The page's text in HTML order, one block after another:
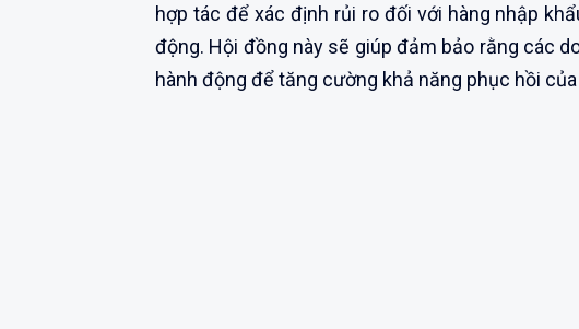
hợp tác để xác định rủi ro đối với hàng nhập
động. Hội đồng này sẽ giúp đảm bảo rằng các
hành động để tăng cường khả năng phục hồi